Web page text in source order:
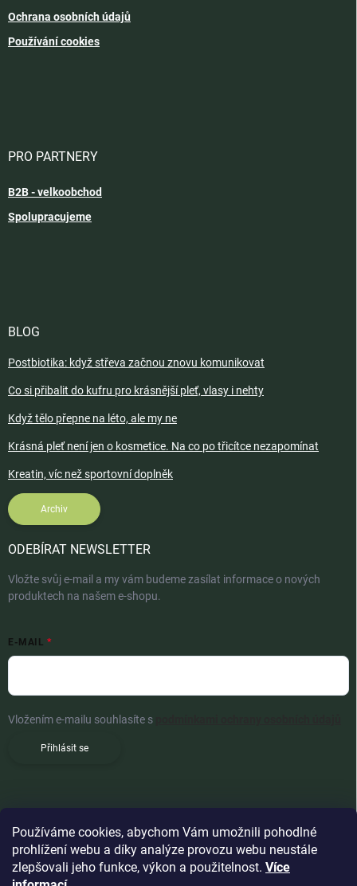
Používáme cookies, abychom Vám umožnili pohodlné
prohlížení webu a díky analýze provozu webu neustále
zlepšovali jeho funkce, výkon a použitelnost. Více
Ochrana osobních údajů
Používání cookies
PRO PARTNERY
B2B - velkoobchod
Spolupracujeme
BLOG
Postbiotika: když střeva začnou znovu komunikovat
Co si přibalit do kufru pro krásnější pleť, vlasy i nehty
Když tělo přepne na léto, ale my ne
Krásná pleť není jen o kosmetice. Na co po třicítce nezapomínat
Kreatin, víc než sportovní doplněk
Archiv
ODEBÍRAT NEWSLETTER
Vložte svůj e-mail a my vám budeme zasílat informace o nových
produktech na našem e-shopu.
E-MAIL
Vložením e-mailu souhlasíte s
Přihlásit se